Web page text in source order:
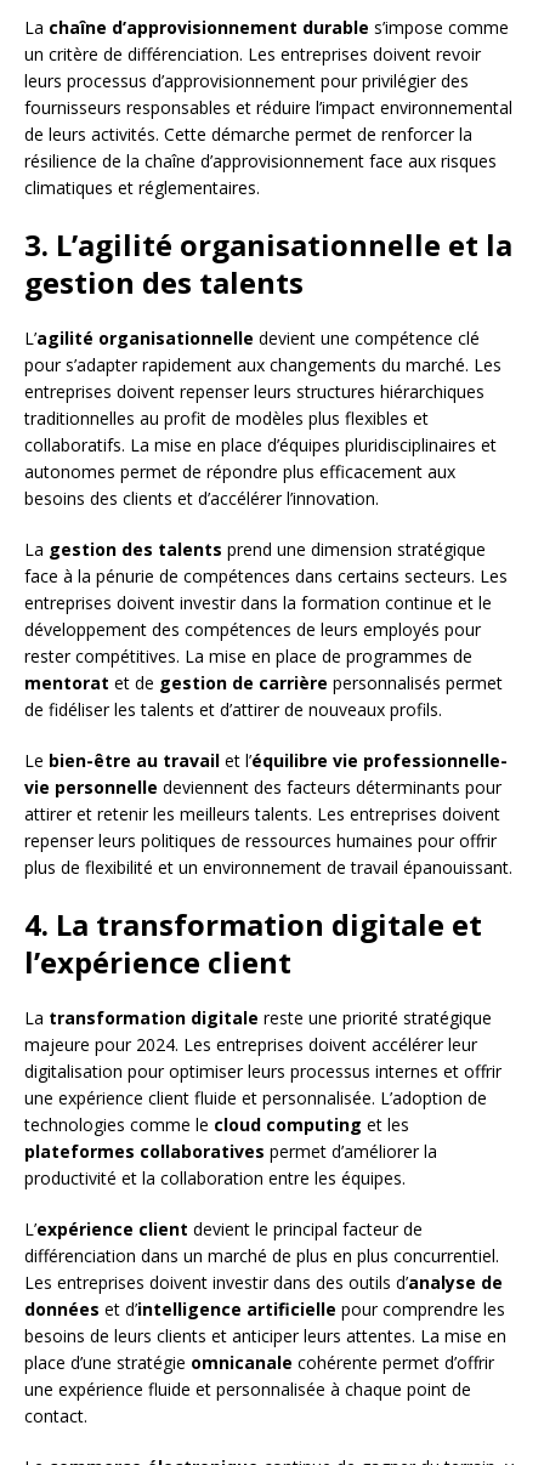
La chaîne d’approvisionnement durable s’impose comme
un critère de différenciation. Les entreprises doivent revoir
leurs processus d’approvisionnement pour privilégier des
fournisseurs responsables et réduire l’impact environnemental
de leurs activités. Cette démarche permet de renforcer la
résilience de la chaîne d’approvisionnement face aux risques
climatiques et réglementaires.
3. L’agilité organisationnelle et la
gestion des talents
L’agilité organisationnelle devient une compétence clé
pour s’adapter rapidement aux changements du marché. Les
entreprises doivent repenser leurs structures hiérarchiques
traditionnelles au profit de modèles plus flexibles et
collaboratifs. La mise en place d’équipes pluridisciplinaires et
autonomes permet de répondre plus efficacement aux
besoins des clients et d’accélérer l’innovation.
La gestion des talents prend une dimension stratégique
face à la pénurie de compétences dans certains secteurs. Les
entreprises doivent investir dans la formation continue et le
développement des compétences de leurs employés pour
rester compétitives. La mise en place de programmes de
mentorat et de gestion de carrière personnalisés permet
de fidéliser les talents et d’attirer de nouveaux profils.
Le bien-être au travail et l’équilibre vie professionnelle-
vie personnelle deviennent des facteurs déterminants pour
attirer et retenir les meilleurs talents. Les entreprises doivent
repenser leurs politiques de ressources humaines pour offrir
plus de flexibilité et un environnement de travail épanouissant.
4. La transformation digitale et
l’expérience client
La transformation digitale reste une priorité stratégique
majeure pour 2024. Les entreprises doivent accélérer leur
digitalisation pour optimiser leurs processus internes et offrir
une expérience client fluide et personnalisée. L’adoption de
technologies comme le cloud computing et les
plateformes collaboratives permet d’améliorer la
productivité et la collaboration entre les équipes.
L’expérience client devient le principal facteur de
différenciation dans un marché de plus en plus concurrentiel.
Les entreprises doivent investir dans des outils d’analyse de
données et d’intelligence artificielle pour comprendre les
besoins de leurs clients et anticiper leurs attentes. La mise en
place d’une stratégie omnicanale cohérente permet d’offrir
une expérience fluide et personnalisée à chaque point de
contact.